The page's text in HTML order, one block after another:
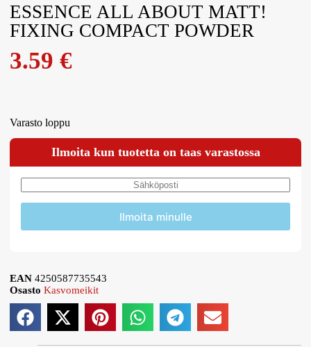
ESSENCE ALL ABOUT MATT!
FIXING COMPACT POWDER
3.59€
Varasto loppu
Ilmoita kun tuotetta on taas varastossa
Ilmoita minulle
EAN4250587735543
Osasto Kasvomeikit